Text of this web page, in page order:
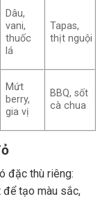
Dâu,
vani,
thuốc
lá
Tapas,
thịt nguội
Mứt
berry,
gia vị
BBQ, sốt
cà chua
đặc thù riêng:
tạo màu sắc,